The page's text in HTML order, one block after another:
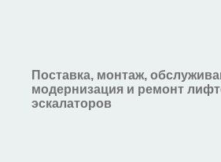
Поставка, монтаж,
модернизация и ремонт
эскалаторов